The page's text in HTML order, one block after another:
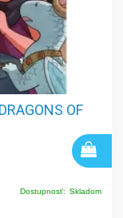
OF
Dostupnosť: Skladom